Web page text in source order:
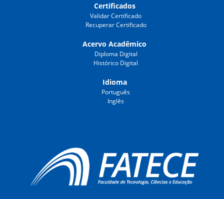
Certificados
Validar Certificado
Recuperar Certificado
Acervo Acadêmico
Diploma Digital
Histórico Digital
Idioma
Português
Inglês